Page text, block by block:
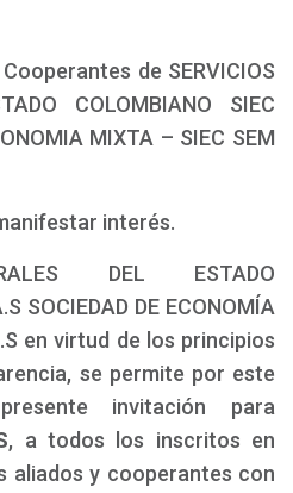
de SERVICIOS
COLOMBIANO SIEC
MIXTA – SIEC SEM
interés.
DEL ESTADO
SOCIEDAD DE ECONOMÍA
en virtud de los principios
se permite por este
invitación para
, a todos los inscritos en
aliados y cooperantes con